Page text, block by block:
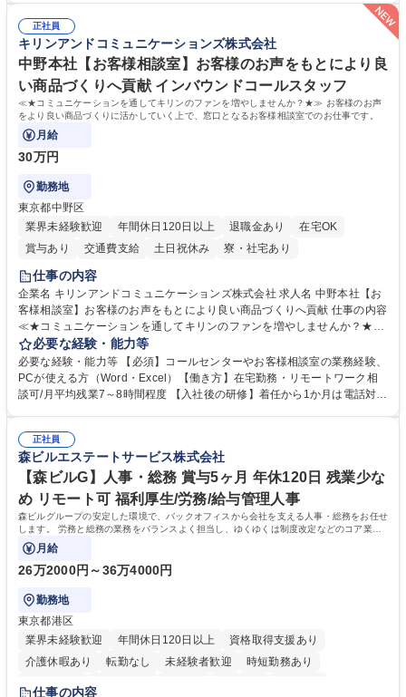
総務人事＜未経験歓迎＞◇三菱電機G・社会インフラを支える/年休127日
ミュニケーション能力を持っている方 ・人事総務領域に興味がありゼネラ
正社員
キリンアンドコミュニケーションズ株式会社
中野本社【お客様相談室】お客様のお声をもとにより良
い商品づくりへ貢献 インバウンドコールスタッフ
≪★コミュニケーションを通してキリンのファンを増やしませんか？★≫ お客様のお声
をより良い商品づくりに活かしていく上で、窓口となるお客様相談室でのお仕事です。
月給
30万円
勤務地
東京都中野区
業界未経験歓迎
年間休日120日以上 退職金あり
在宅OK
賞与あり
交通費支給 土日祝休み 寮・社宅あり
仕事の内容
企業名 キリンアンドコミュニケーションズ株式会社 求人名 中野本社【お
客様相談室】お客様のお声をもとにより良い商品づくりへ貢献 仕事の内容
≪★コミュニケーションを通してキリンのファンを増やしませんか？★≫
お客様のお声をより良い商品づくりに活かしていく上で、窓口となるお客
様相談室でのお仕事です。 日々お客様からいただくキリングループへのご
意見を、企業活動に活かしています。お客様からの声に迅速かつ誠意をも
って対応、情報提供するとともにグループ内活動に反映しています。 【具
平均100件前後■メール・手紙：同上40件前後 募集職種 中野本社【お客様
相談室】お客様のお声をもとにより良い商品づくりへ貢献
必要な経験・能力等
必要な経験・能力等 【必須】コールセンターやお客様相談室の業務経験、
PCが使える方（Word・Excel）【働き方】在宅勤務・リモートワーク相
談可/月平均残業7～8時間程度 【入社後の研修】着任から1か月は電話対応
すのでご安心ください。 【当社について】キリングループの広報機能を担
う会社として、お客様との出会いを大切にし、磨き上げたホスピタリティ
を込めてコミュニケーションをとりながら広報関連業務を行っておりま
す。 学歴・資格 学歴：大学院 大学 高専 短大 専修学校 高校 語学力： 資
格：
正社員
森ビルエステートサービス株式会社
【森ビルG】人事・総務 賞与5ヶ月 年休120日 残業少な
め リモート可 福利厚生/労務/給与管理人事
森ビルグループの安定した環境で、バックオフィスから会社を支える人事・総務をお任せ
します。 労務と総務の業務をバランスよく担当し、ゆくゆくは制度改定などのコア業務
にも挑戦できる、やりがいある環境です。
月給
26万2000円～36万4000円
勤務地
東京都港区
業界未経験歓迎
年間休日120日以上
資格取得支援あり
介護休暇あり
転勤なし 未経験者歓迎
時短勤務あり
経験者歓迎
仕事の内容